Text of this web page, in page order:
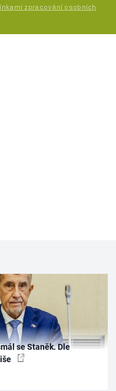
zpracování osobních
se Staněk. Dle